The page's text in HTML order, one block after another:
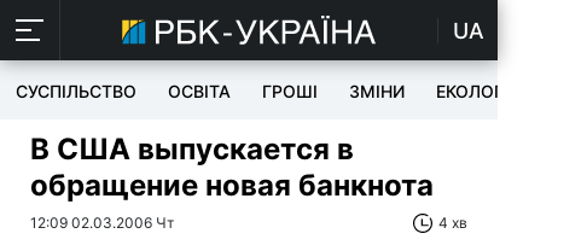
UA
СУСПІЛЬСТВО ОСВІТА ГРОШІ ЗМІНИ ЕКОЛОГІЯ
В США выпускается в
обращение новая банкнота
12:09 02.03.2006 Чт 4 хв